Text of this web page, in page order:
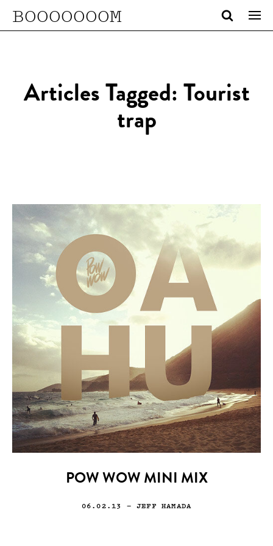
BOOOOOOOM
Articles Tagged: Tourist
trap
POW WOW MINI MIX
06.02.13 — JEFF HAMADA